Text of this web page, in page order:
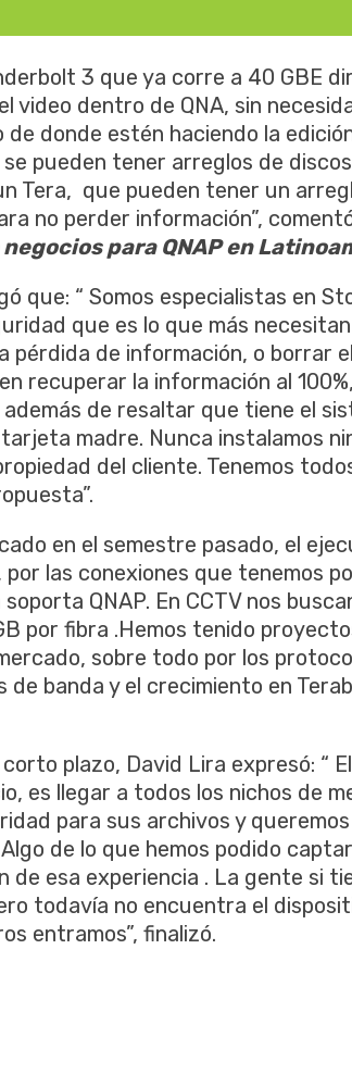
3 que ya corre a 40 GBE
video dentro de QNA, sin
donde estén haciendo la
pueden tener arreglos de
Tera, que pueden tener un
no perder información”,
para QNAP en
que: “ Somos especialistas en
que es lo que más
pérdida de información, o borrar
recuperar la información al
de resaltar que tiene el
madre. Nunca instalamos
del cliente. Tenemos
en el semestre pasado, el
las conexiones que tenemos
QNAP. En CCTV nos
por fibra .Hemos tenido
sobre todo por los
de banda y el crecimiento en
plazo, David Lira expresó: “
es llegar a todos los nichos de
para sus archivos y
de lo que hemos podido
de esa experiencia . La gente si
todavía no encuentra el
entramos”, finalizó.